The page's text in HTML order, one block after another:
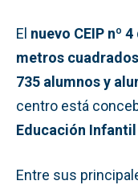
El nuevo CEIP nº
metros
735 alumnos y
centro está
Educación
Entre sus